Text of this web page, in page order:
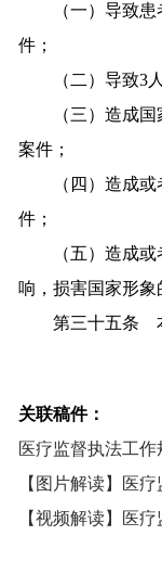
（一）导致患者
件；
（二）导致3人
（三）造成国家
案件；
（四）造成或者
件；
（五）造成或
响，损害国家形象
第三十五条 本
关联稿件：
医疗监督执法工
【图片解读】医
【视频解读】医